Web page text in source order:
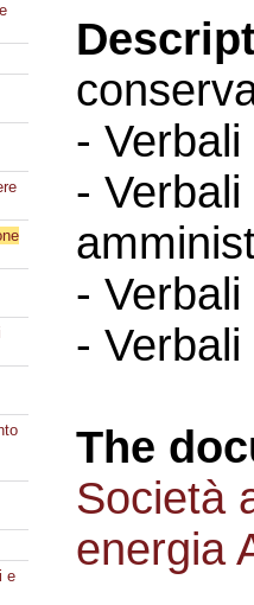
e
-
-
-
-
The
Società
energia